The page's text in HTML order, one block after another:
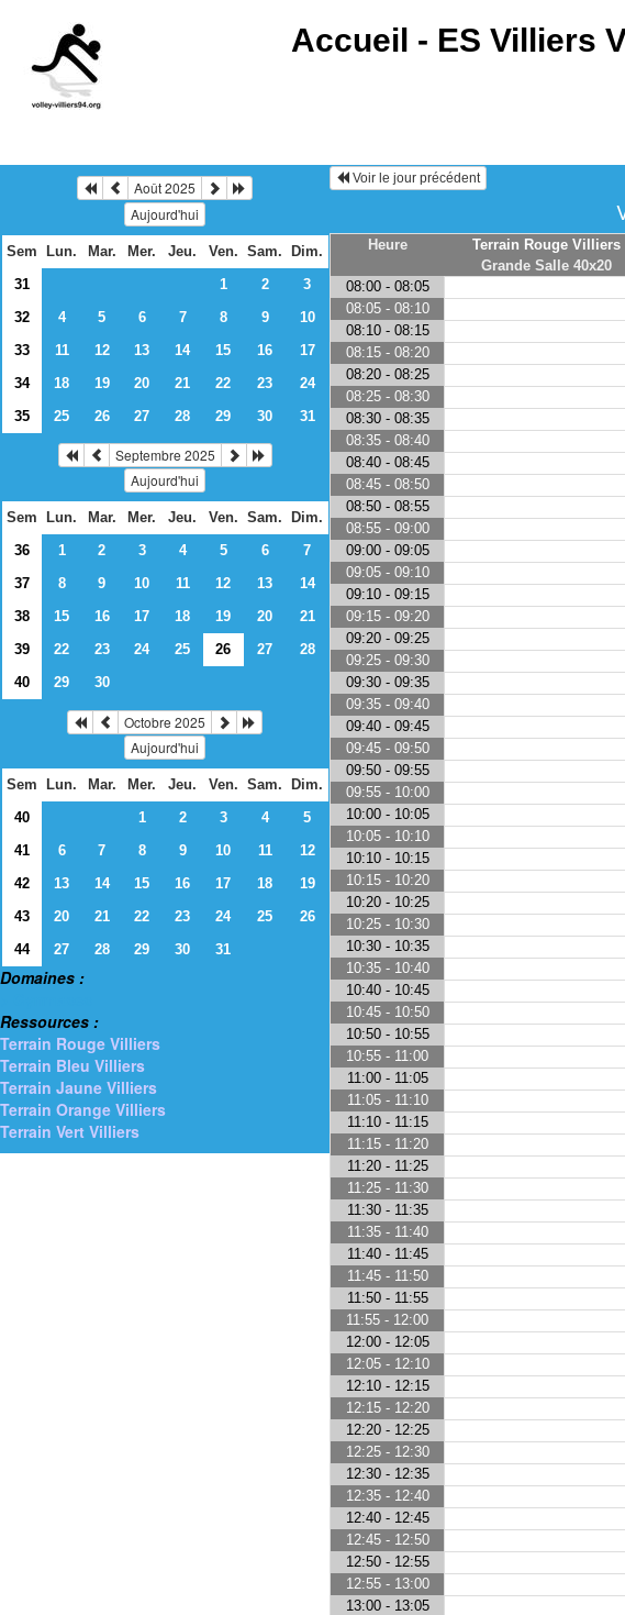
Accueil - ES Villiers
Août 2025
Aujourd'hui
Sem Lun. Mar. Mer. Jeu. Ven. Sam. Dim.
31
1 2
3
32
4 5 6 7 8 9
10
33
11 12 13 14 15 16
17
34
18 19 20 21 22 23
24
35
25 26 27 28 29 30 31
Septembre 2025
Aujourd'hui
Sem Lun. Mar. Mer. Jeu. Ven. Sam.
Dim.
36
1 2 3 4 5 6
7
37
8 9 10 11 12 13
14
38
15 16 17 18 19 20
21
39
22 23 24 25 26 27
28
40
29 30
Octobre 2025
Aujourd'hui
Sem Lun. Mar. Mer. Jeu. Ven. Sam.
Dim.
40
1 2 3 4
5
41
6 7 8 9 10 11
12
42
13 14 15 16 17 18
19
43
20 21 22 23 24 25
26
44
27 28 29 30 31
Domaines :
Ressources :
Terrain Rouge Villiers
Terrain Bleu Villiers
Terrain Jaune Villiers
Terrain Orange Villiers
Terrain Vert Villiers
Voir le jour précédent
Heure
Terrain Rouge Villiers
Grande Salle 40x20
08:00 - 08:05
08:05 - 08:10
08:10 - 08:15
08:15 - 08:20
08:20 - 08:25
08:25 - 08:30
08:30 - 08:35
08:35 - 08:40
08:40 - 08:45
08:45 - 08:50
08:50 - 08:55
08:55 - 09:00
09:00 - 09:05
09:05 - 09:10
09:10 - 09:15
09:15 - 09:20
09:20 - 09:25
09:25 - 09:30
09:30 - 09:35
09:35 - 09:40
09:40 - 09:45
09:45 - 09:50
09:50 - 09:55
09:55 - 10:00
10:00 - 10:05
10:05 - 10:10
10:10 - 10:15
10:15 - 10:20
10:20 - 10:25
10:25 - 10:30
10:30 - 10:35
10:35 - 10:40
10:40 - 10:45
10:45 - 10:50
10:50 - 10:55
10:55 - 11:00
11:00 - 11:05
11:05 - 11:10
11:10 - 11:15
11:15 - 11:20
11:20 - 11:25
11:25 - 11:30
11:30 - 11:35
11:35 - 11:40
11:40 - 11:45
11:45 - 11:50
11:50 - 11:55
11:55 - 12:00
12:00 - 12:05
12:05 - 12:10
12:10 - 12:15
12:15 - 12:20
12:20 - 12:25
12:25 - 12:30
12:30 - 12:35
12:35 - 12:40
12:40 - 12:45
12:45 - 12:50
12:50 - 12:55
12:55 - 13:00
13:00 - 13:05